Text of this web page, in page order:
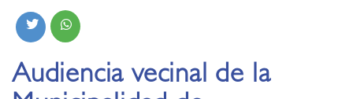
Audiencia vecinal de la